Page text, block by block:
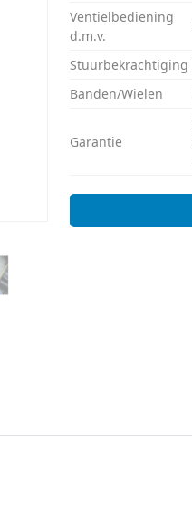
Ventielbediening
d.m.v.
Stuurbekrachtiging
Banden/Wielen
Garantie